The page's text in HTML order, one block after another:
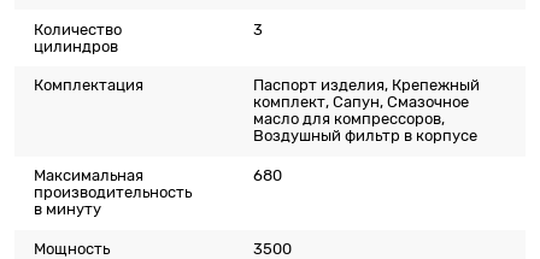
Количество
цилиндров
3
Комплектация
Паспорт изделия, Крепежный
комплект, Сапун, Смазочное
масло для компрессоров,
Воздушный фильтр в корпусе
Максимальная
производительность
в минуту
680
Мощность 3500